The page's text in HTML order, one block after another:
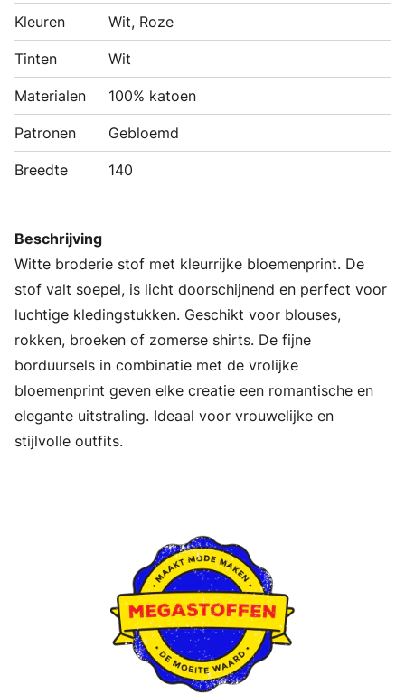
Kleuren Wit, Roze
Tinten Wit
Materialen 100% katoen
Patronen Gebloemd
Breedte 140
Beschrijving
Witte broderie stof met kleurrijke bloemenprint. De
stof valt soepel, is licht doorschijnend en perfect voor
luchtige kledingstukken. Geschikt voor blouses,
rokken, broeken of zomerse shirts. De fijne
borduursels in combinatie met de vrolijke
bloemenprint geven elke creatie een romantische en
elegante uitstraling. Ideaal voor vrouwelijke en
stijlvolle outfits.